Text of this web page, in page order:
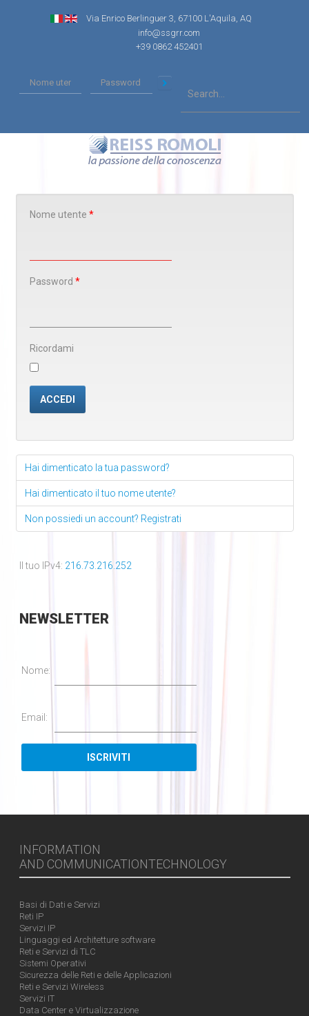
Via Enrico Berlinguer 3, 67100 L'Aquila, AQ
info@ssgrr.com
+39 0862 452401
Nome utente *
Password *
Ricordami
ACCEDI
Hai dimenticato la tua password?
Hai dimenticato il tuo nome utente?
Non possiedi un account? Registrati
Il tuo IPv4: 216.73.216.252
NEWSLETTER
Nome:
Email:
INFORMATION
AND COMMUNICATIONTECHNOLOGY
Basi di Dati e Servizi
Reti IP
Servizi IP
Linguaggi ed Architetture software
Reti e Servizi di TLC
Sistemi Operativi
Sicurezza delle Reti e delle Applicazioni
Reti e Servizi Wireless
Servizi IT
Data Center e Virtualizzazione